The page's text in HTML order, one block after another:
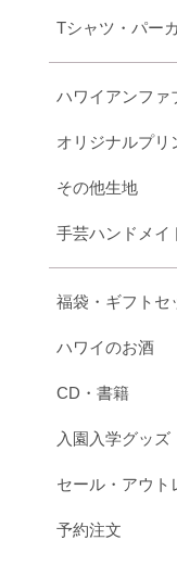
Tシャツ・パー
ハワイアンファ
オリジナルプリ
その他生地
手芸ハンドメイ
福袋・ギフトセ
ハワイのお酒
CD・書籍
入園入学グッズ
セール・アウト
予約注文